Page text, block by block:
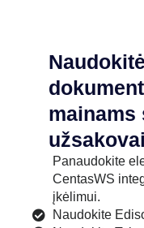
mainams
Panaudokite
CentasWS
įkėlimui.
Naudokite